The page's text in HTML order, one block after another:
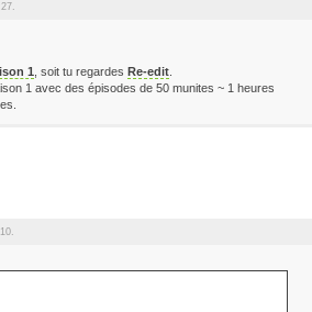
1 , soit tu regardes Re-edit
1 avec des épisodes de 50 munites ~ 1 heures